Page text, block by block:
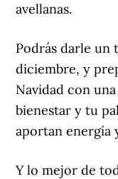
avellanas.
Podrás darle un
diciembre, y
Navidad con
bienestar y tu
aportan energía
Y lo mejor de